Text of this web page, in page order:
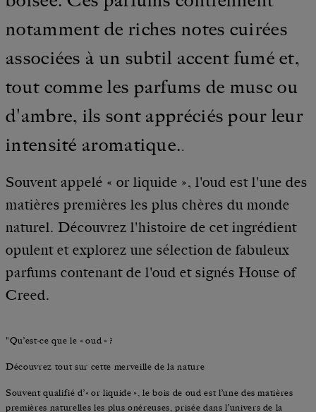
notamment de riches notes cuirées
associées à un subtil accent fumé et,
tout comme les parfums de musc ou
d'ambre, ils sont appréciés pour leur
intensité aromatique..
Souvent appelé « or liquide », l'oud est l'une des
matières premières les plus chères du monde
naturel. Découvrez l'histoire de cet ingrédient
opulent et explorez une sélection de fabuleux
parfums contenant de l'oud et signés House of
Creed.
"Qu’est‑ce que le « oud » ?
Découvrez tout sur cette merveille de la nature
Souvent qualifié d’« or liquide », le bois de oud est l’une des matières
premières naturelles les plus onéreuses, prisée dans l’univers de la